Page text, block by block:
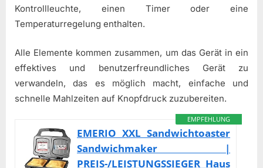
Kontrollleuchte, einen Timer oder eine
Temperaturregelung enthalten.
Alle Elemente kommen zusammen, um das Gerät in ein
effektives und benutzerfreundliches Gerät zu
verwandeln, das es möglich macht, einfache und
schnelle Mahlzeiten auf Knopfdruck zuzubereiten.
EMPFEHLUNG
EMERIO XXL Sandwichtoaster
Sandwichmaker |
PREIS-/LEISTUNGSSIEGER Haus